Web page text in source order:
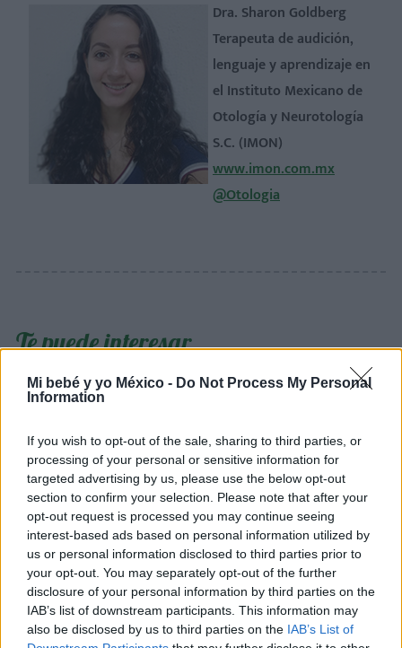
Mi bebé y yo México - Do Not Process My Personal
Information
If you wish to opt-out of the sale, sharing to third parties, or
processing of your personal or sensitive information for
targeted advertising by us, please use the below opt-out
section to confirm your selection. Please note that after your
opt-out request is processed you may continue seeing
interest-based ads based on personal information utilized by
us or personal information disclosed to third parties prior to
your opt-out. You may separately opt-out of the further
disclosure of your personal information by third parties on the
IAB’s list of downstream participants. This information may
also be disclosed by us to third parties on the IAB’s List of
Dra. Sharon Goldberg
Terapeuta de audición,
lenguaje y aprendizaje en
el Instituto Mexicano de
Otología y Neurotología
S.C. (IMON)
www.imon.com.mx
@Otologia
Te puede interesar…
Consejos para padres: Cómo ser un experto
cuentacuentos
LEER